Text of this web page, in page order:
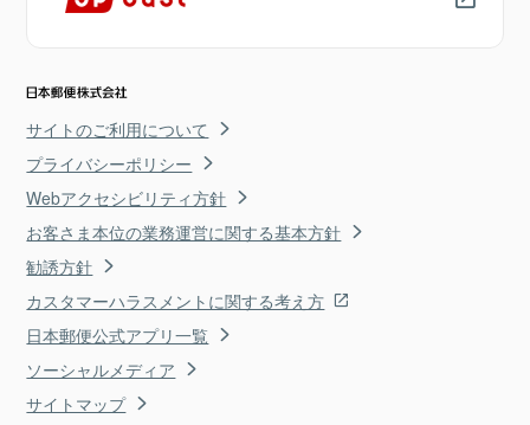
サイトのご利用について
プライバシーポリシー
Webアクセシビリティ方針
お客さま本位の業務運営に関する基本方針
勧誘方針
カスタマーハラスメントに関する考え方
日本郵便公式アプリ一覧
ソーシャルメディア
サイトマップ